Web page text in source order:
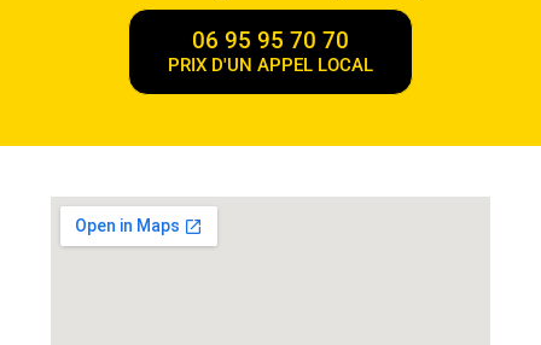
06 95 95 70 70
PRIX D'UN APPEL LOCAL